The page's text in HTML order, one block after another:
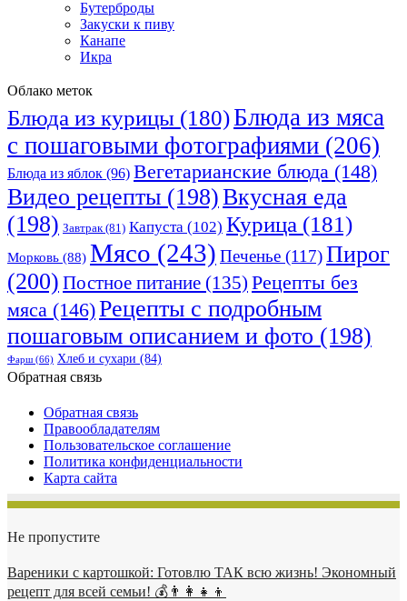
Бутерброды
Закуски к пиву
Канапе
Икра
Облако меток
Блюда из курицы (180)Блюда из мяса
с пошаговыми фотографиями (206)
Блюда из яблок (96) Вегетарианские блюда (148)
Видео рецепты (198)Вкусная еда
(198) Завтрак(81) Капуста (102) Курица (181)
Морковь (88) Мясо (243) Печенье (117)Пирог
(200) Постное питание (135) Рецепты без
мяса (146)Рецепты с подробным
пошаговым описанием и фото (198)
Фарш(66) Хлеб и сухари (84)
Обратная связь
Обратная связь
Правообладателям
Пользовательское соглашение
Политика конфиденциальности
Карта сайта
Не пропустите
Вареники с картошкой: Готовлю ТАК всю жизнь! Экономный
рецепт для всей семьи! 💰👨👩👧👦